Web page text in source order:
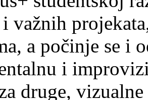
važnih
a počinje se i
i
druge,